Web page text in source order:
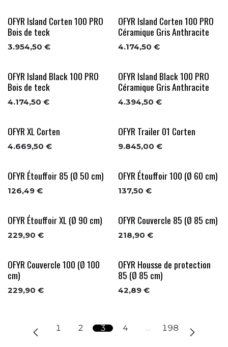
OFYR Island Corten 100 PRO
Bois de teck
3.954,50 €
OFYR Island Corten 100 PRO
Céramique Gris Anthracite
4.174,50 €
OFYR Island Black 100 PRO
Bois de teck
4.174,50 €
OFYR Island Black 100 PRO
Céramique Gris Anthracite
4.394,50 €
OFYR XL Corten
4.669,50 €
OFYR Trailer 01 Corten
9.845,00 €
OFYR Étouffoir 85 (Ø 50 cm)
126,49 €
OFYR Étouffoir 100 (Ø 60 cm)
137,50 €
OFYR Étouffoir XL (Ø 90 cm)
229,90 €
OFYR Couvercle 85 (Ø 85 cm)
218,90 €
OFYR Couvercle 100 (Ø 100
cm)
229,90 €
OFYR Housse de protection
85 (Ø 85 cm)
42,89€
1 2 3 4 … 198